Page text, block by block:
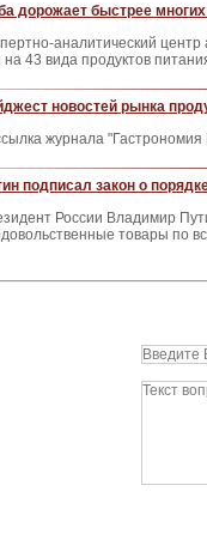
дорожает быстрее
аналитический
на 43 вида продуктов
новостей рынка
журнала
подписал закон о
России Владимир
товары по